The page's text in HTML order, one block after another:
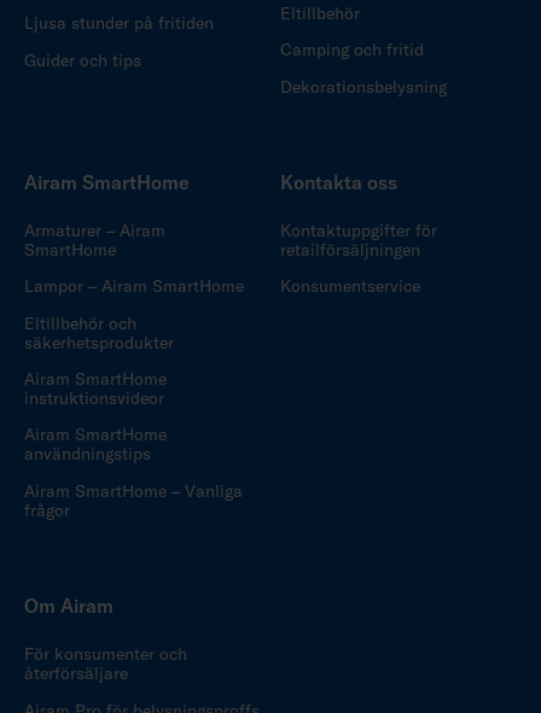
Ljusa stunder på fritiden
Guider och tips
Eltillbehör
Camping och fritid
Dekorationsbelysning
Airam SmartHome
Armaturer – Airam
SmartHome
Lampor – Airam SmartHome
Eltillbehör och
säkerhetsprodukter
Airam SmartHome
instruktionsvideor
Airam SmartHome
användningstips
Airam SmartHome – Vanliga
frågor
Kontakta oss
Kontaktuppgifter för
retailförsäljningen
Konsumentservice
Om Airam
För konsumenter och
återförsäljare